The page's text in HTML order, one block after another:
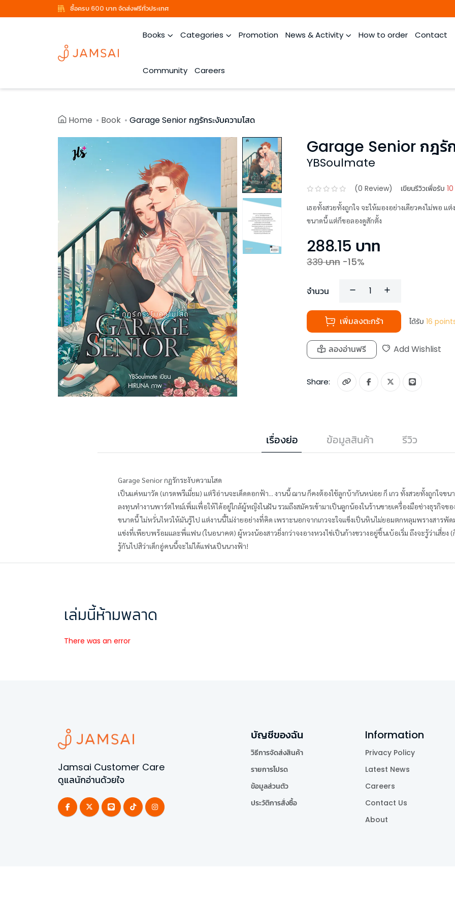
ซื้อครบ 600 บาท จัดส่งฟรีทั่วประเทศ
Books Categories Promotion News & Activity How to order Contact
Community Careers
Home Book Garage Senior กฎรักระงับความโสด
Garage Senior กฎรัก
YBSoulmate
(0 Review) เขียนรีวิวเพื่อรับ
เธอทั้งสวยทั้งถูกใจ จะให้มองอย่างเดียวคงไม่พอ
ขนาดนี้ แต่ก็ขอลองดูสักตั้ง
288.15 บาท
339บาท -15%
จำนวน
เพิ่มลงตะกร้า ได้รับ 16
ลองอ่านฟรี Add Wishlist
Share:
เรื่องย่อ ข้อมูลสินค้า รีวิว
Garage Senior กฎรักระงับความโสด
เป็นแค่หมาวัด (เกรดพรีเมี่ยม) แต่ริอ่านจะเด็ดดอกฟ้า... งานนี้ ฌาน ก็คงต้องใช้ลูกบ้ากันหน่อย ก็ เกว ทั้งสวยทั้งถูกใจขน
ลงทุนทำงานพาร์ตไทม์เพิ่มเพื่อให้ได้อยู่ใกล้ผู้หญิงในฝัน รวมถึงสมัครเข้ามาเป็นลูกน้องในร้านขายเครื่องมือช่างธุรกิจขอ
ขนาดนี้ ไม่หวั่นไหวให้มันรู้ไป แต่งานนี้ไม่ง่ายอย่างที่คิด เพราะนอกจากเกวจะใจแข็งเป็นหินไม่ยอมตกหลุมพรางสารพั
แข่งที่เพียบพร้อมและพี่แฟน (ในอนาคต) ผู้หวงน้องสาวยิ่งกว่าจงอางหวงไข่เป็นก้างขวางอยู่ชิ้นเบ้อเริ่ม ถึงจะรู้ว่าเสี่ยง
รู้กันไปสิว่าเด็กอู่คนนี้จะไม่ได้แฟนเป็นนางฟ้า!
เล่มนี้ห้ามพลาด
There was an error
Jamsai Customer Care
ดูแลนักอ่านด้วยใจ
บัญชีของฉัน
วิธีการจัดส่งสินค้า
รายการโปรด
ข้อมูลส่วนตัว
ประวัติการสั่งซื้อ
Information
Privacy Policy
Latest News
Careers
Contact Us
About